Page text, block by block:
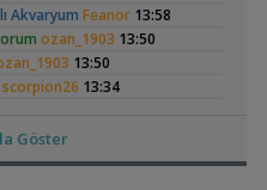
IgorVladimir,23:11
Birleşin!Cyber_Scout
37 Litrelik Siyah
Neon Tetra
Akvaryum Feanor 13:58
ozan_1903 13:50
13:50
scorpion26 13:34
scorpion26
izya Tubifex
Göster